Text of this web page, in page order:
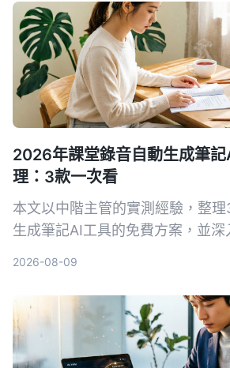
2026年課堂錄音自動生成筆
理：3款一次看
本文以中階主管的實測經驗，整
生成筆記AI工具的免費方案，並
2026-08-09